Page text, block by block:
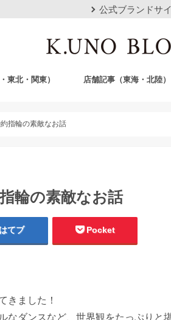
公式ブランドサ
東北・関東） 店舗記事（東海・北陸）
指輪の素敵なお話
輪の素敵なお話
はてブ Pocket
きました！
なダンスなど、世界観をたっぷりと